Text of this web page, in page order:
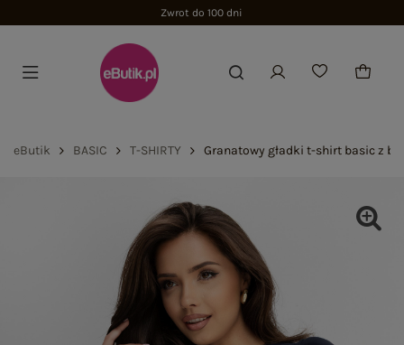
Zwrot do 100 dni
eButik BASIC T-SHIRTY Granatowy gładki t-shirt basic z